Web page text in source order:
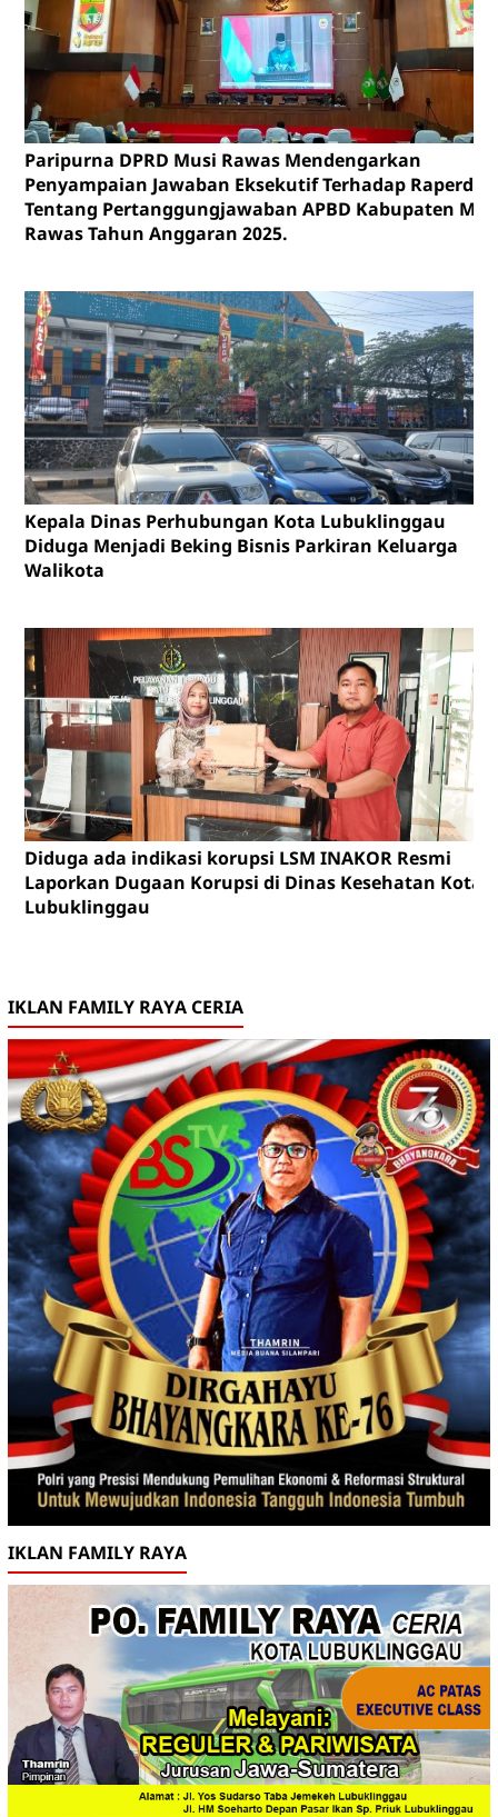
Paripurna DPRD Musi Rawas Mendengarkan
Penyampaian Jawaban Eksekutif Terhadap Raperda
Tentang Pertanggungjawaban APBD Kabupaten
Rawas Tahun Anggaran 2025.
Kepala Dinas Perhubungan Kota Lubuklinggau
Diduga Menjadi Beking Bisnis Parkiran Keluarga
Walikota
Diduga ada indikasi korupsi LSM INAKOR Resmi
Laporkan Dugaan Korupsi di Dinas Kesehatan Kota
Lubuklinggau
IKLAN FAMILY RAYA CERIA
IKLAN FAMILY RAYA